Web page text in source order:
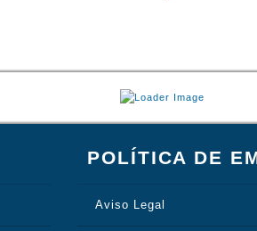
POLÍTICA DE
Aviso Legal